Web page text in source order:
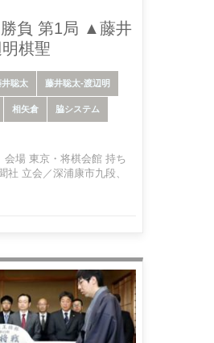
負 第1局 ▲藤井
棋聖
井聡太 藤井聡太-渡辺明
相矢倉 脇システム
会場 東京・将棋会館 持ち
社 立会／深浦康市九段、